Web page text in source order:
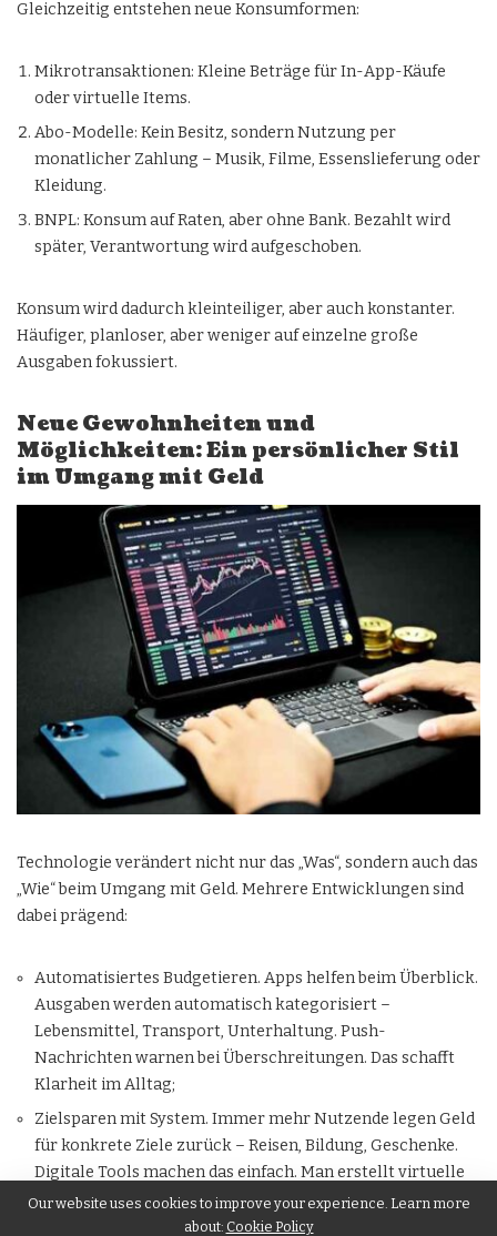
Gleichzeitig entstehen neue Konsumformen:
Mikrotransaktionen: Kleine Beträge für In-App-Käufe
oder virtuelle Items.
Abo-Modelle: Kein Besitz, sondern Nutzung per
monatlicher Zahlung – Musik, Filme, Essenslieferung oder
Kleidung.
BNPL: Konsum auf Raten, aber ohne Bank. Bezahlt wird
später, Verantwortung wird aufgeschoben.
Konsum wird dadurch kleinteiliger, aber auch konstanter.
Häufiger, planloser, aber weniger auf einzelne große
Ausgaben fokussiert.
Neue Gewohnheiten und
Möglichkeiten: Ein persönlicher Stil
im Umgang mit Geld
Technologie verändert nicht nur das „Was“, sondern auch das
„Wie“ beim Umgang mit Geld. Mehrere Entwicklungen sind
dabei prägend:
Automatisiertes Budgetieren. Apps helfen beim Überblick.
Ausgaben werden automatisch kategorisiert –
Lebensmittel, Transport, Unterhaltung. Push-
Nachrichten warnen bei Überschreitungen. Das schafft
Klarheit im Alltag;
Zielsparen mit System. Immer mehr Nutzende legen Geld
für konkrete Ziele zurück – Reisen, Bildung, Geschenke.
Digitale Tools machen das einfach. Man erstellt virtuelle
Töpfe und spart gezielt. Das fördert Disziplin;
Our website uses cookies to improve your experience. Learn more
about: Cookie Policy